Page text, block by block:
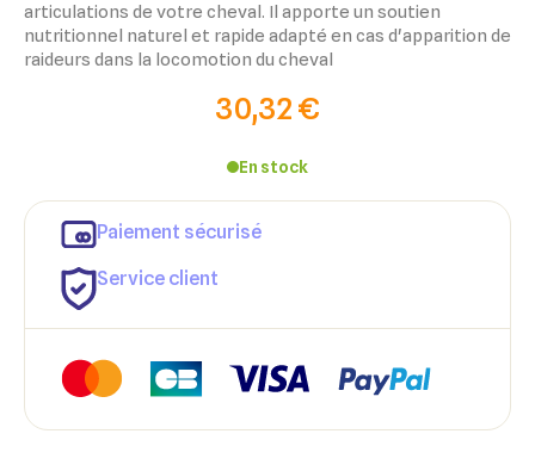
articulations de votre cheval. Il apporte un soutien
nutritionnel naturel et rapide adapté en cas d'apparition de
raideurs dans la locomotion du cheval
30,32 €
En stock
Paiement sécurisé
Service client